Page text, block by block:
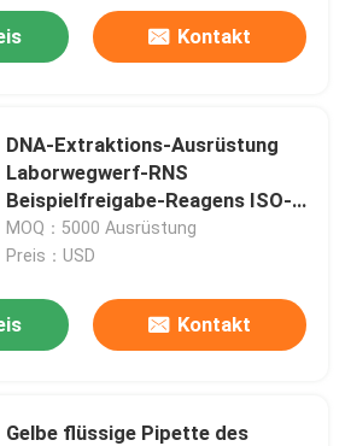
Kontakt
DNA-Extraktions-Ausrüstung
Laborwegwerf-RNS
Beispielfreigabe-Reagens ISO-
13485 genomische
MOQ：5000 Ausrüstung
Preis：USD
Kontakt
Gelbe flüssige Pipette des